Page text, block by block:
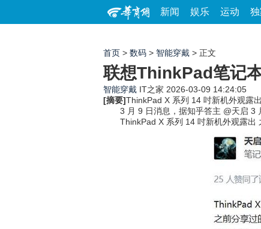
新闻 娱乐 运动
首页 > 数码 > 智能穿戴 > 正文
联想ThinkPad笔记
智能穿戴 IT之家 2026-03-09 14:24:05
[摘要]ThinkPad X 系列 14 吋新机外观露
3 月 9 日消息，据知乎答主 @天启 3
ThinkPad X 系列 14 吋新机外观露出